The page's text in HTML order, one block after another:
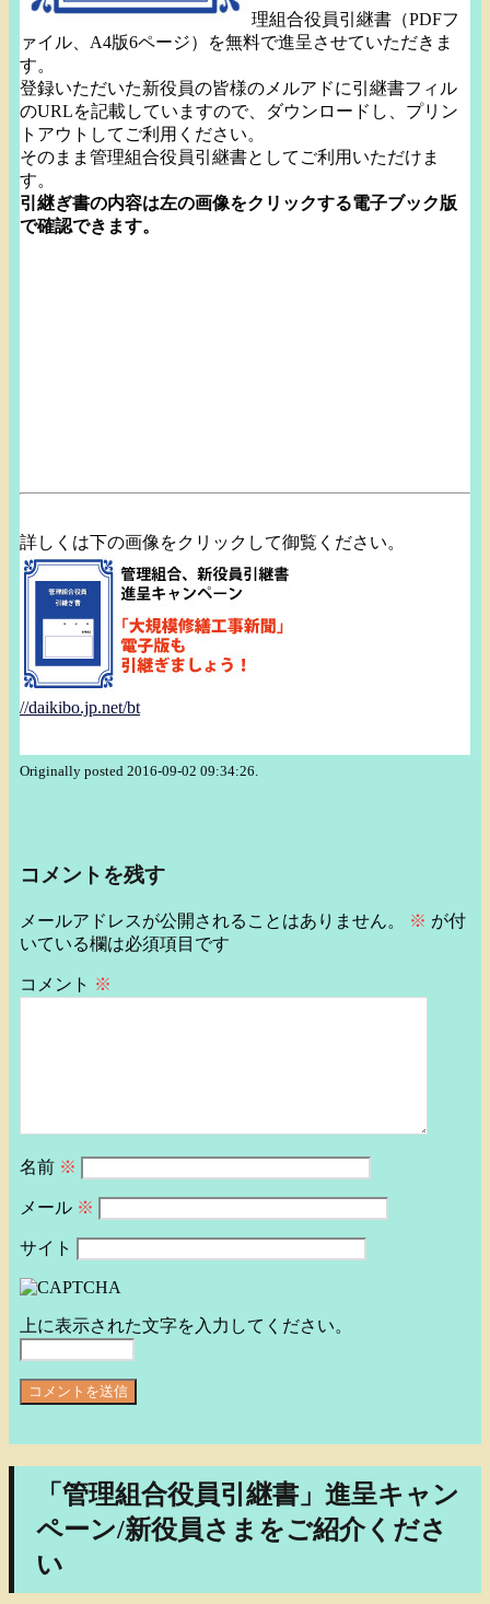
理組合役員引継書（PDFフ
ァイル、A4版6ページ）
を無料で進呈させていただきま
す。
登録いただいた新役員の皆様のメルアドに引継書フィル
のURLを記載していますので、ダウンロードし、 プリン
トアウトしてご利用ください。
そのまま管理組合役員引継書としてご利用いただけま
す。
引継ぎ書の内容は左の画像をクリックする電子ブック版
で確認でき ます。
詳しくは下の画像をクリックして御覧ください。
//daikibo.jp.net/bt
Originally posted 2016-09-02 09:34:26.
コメントを残す
メールアドレスが公開されることはありません。 ※ が付
いている欄は必須項目です
コメント ※
名前 ※
メール ※
サイト
上に表示された文字を入力してください。
「管理組合役員引継書」進呈キャン
ペーン/新役員さまをご紹介くださ
い